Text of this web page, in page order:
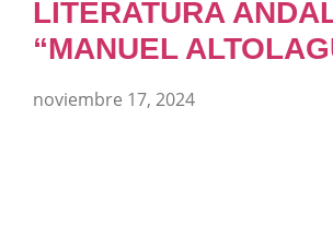
LITERATURA
“MANUEL
noviembre 17, 2024